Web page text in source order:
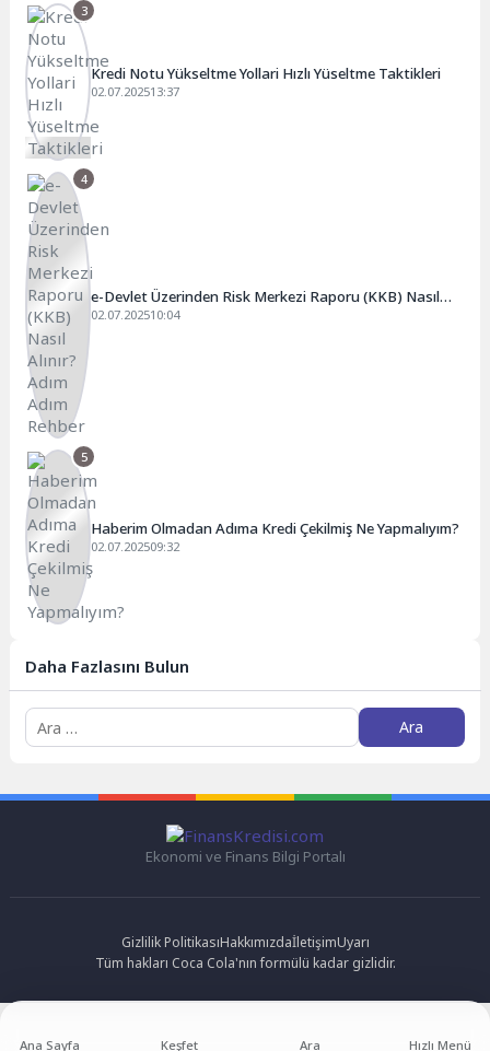
3
Kredi Notu Yükseltme Yollari Hızlı Yüseltme Taktikleri
02.07.202513:37
4
e-Devlet Üzerinden Risk Merkezi Raporu (KKB) Nasıl
Alınır? Adım Adım Rehber
02.07.202510:04
5
Haberim Olmadan Adıma Kredi Çekilmiş Ne Yapmalıyım?
02.07.202509:32
Daha Fazlasını Bulun
Arama:
Ekonomi ve Finans Bilgi Portalı
Gizlilik PolitikasıHakkımızdaİletişimUyarı
Tüm hakları Coca Cola'nın formülü kadar gizlidir.
Ana Sayfa Keşfet Ara Hızlı Menü